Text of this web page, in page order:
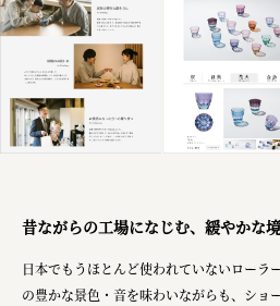
株式会社 京都産業振興センタ
旭酒造株式会社
株式会社レリアン
株式会社 中華・高橋
昔ながらの工場になじむ、緩やかな
日本でもうほとんど使われていないローラ
の豊かな景色・音を味わいながらも、ショ